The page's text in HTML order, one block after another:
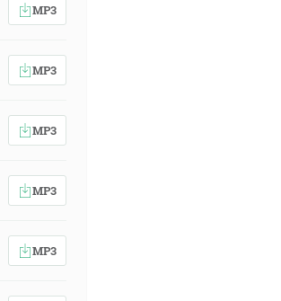
MP3
MP3
MP3
MP3
MP3